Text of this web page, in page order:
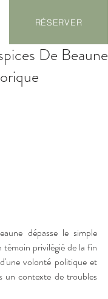
RÉSERVER
De Beaune
dépasse le simple
privilégié de la fin
volonté politique et
un contexte de troubles